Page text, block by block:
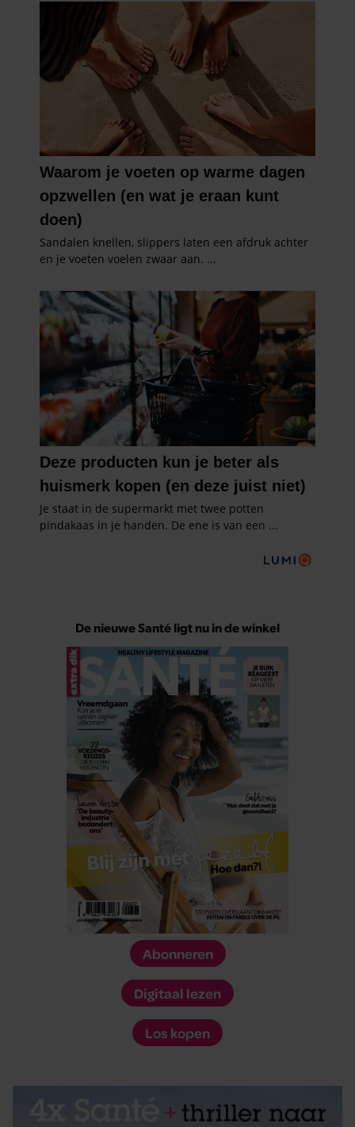
De nieuwe Santé ligt nu in de winkel
Abonneren
Digitaal lezen
Los kopen